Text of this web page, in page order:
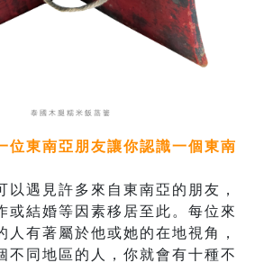
泰國木腿糯米飯蒸簍
位東南亞朋友讓你認識一個東南
以遇見許多來自東南亞的朋友，
或結婚等因素移居至此。每位來
人有著屬於他或她的在地視角，
不同地區的人，你就會有十種不